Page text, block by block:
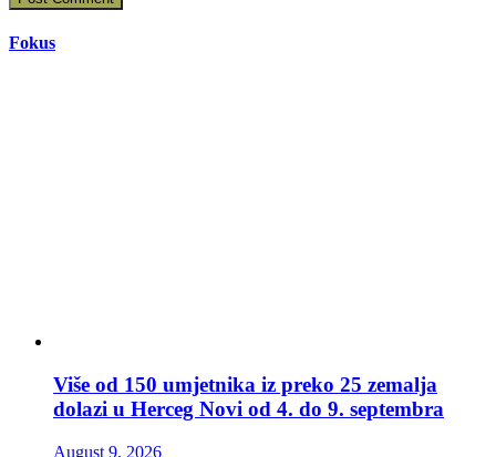
Fokus
Više od 150 umjetnika iz preko 25 zemalja
dolazi u Herceg Novi od 4. do 9. septembra
August 9, 2026